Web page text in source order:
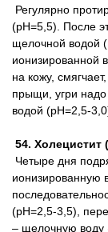
Регулярно
(pH=5,5). После
щелочной водой
ионизированной
на кожу,
прыщи, угри надо
водой (pH=2,5-
54. Холецистит
Четыре дня
ионизированную
(pH=2,5-3,5),
– щелочную воду